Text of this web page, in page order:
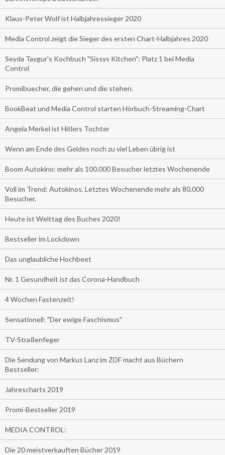
Klaus-Peter Wolf ist Halbjahressieger 2020
Media Control zeigt die Sieger des ersten Chart-Halbjahres 2020
Seyda Taygur's Kochbuch "Sissys Kitchen": Platz 1 bei Media
Control
Promibuecher, die gehen und die stehen.
BookBeat und Media Control starten Hörbuch-Streaming-Chart
Angela Merkel ist Hitlers Tochter
Wenn am Ende des Geldes noch zu viel Leben übrig ist
Boom Autokino: mehr als 100.000 Besucher letztes Wochenende
Voll im Trend: Autokinos. Letztes Wochenende mehr als 80.000
Besucher.
Heute ist Welttag des Buches 2020!
Bestseller im Lockdown
Das unglaubliche Hochbeet
Nr. 1 Gesundheit ist das Corona-Handbuch
4 Wochen Fastenzeit!
Sensationell: "Der ewige Faschismus"
TV-Straßenfeger
Die Sendung von Markus Lanz im ZDF macht aus Büchern
Bestseller:
Jahrescharts 2019
Promi-Bestseller 2019
MEDIA CONTROL:
Die 20 meistverkauften Bücher 2019